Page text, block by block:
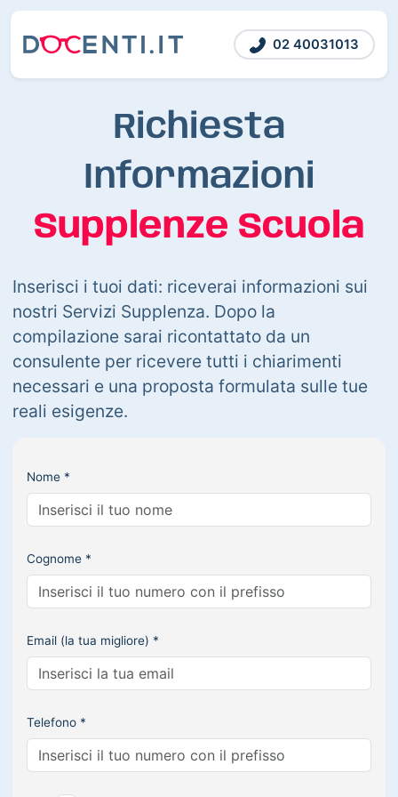
02 40031013
Richiesta
Informazioni
Supplenze Scuola
Inserisci i tuoi dati: riceverai informazioni sui
nostri Servizi Supplenza. Dopo la
compilazione sarai ricontattato da un
consulente per ricevere tutti i chiarimenti
necessari e una proposta formulata sulle tue
reali esigenze.
Nome *
Cognome *
Email (la tua migliore) *
Telefono *